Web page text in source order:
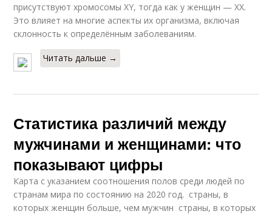
присутствуют хромосомы XY, тогда как у женщин — XX.
Это влияет на многие аспекты их организма, включая
склонность к определённым заболеваниям.
Читать дальше →
Статистика различий между
мужчинами и женщинами: что
показывают цифры
Карта с указанием соотношения полов среди людей по
странам мира по состоянию на 2020 год. страны, в
которых женщин больше, чем мужчин страны, в которых